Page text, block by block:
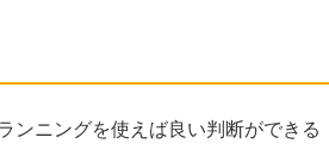
ンニングを使えば良い判断ができる